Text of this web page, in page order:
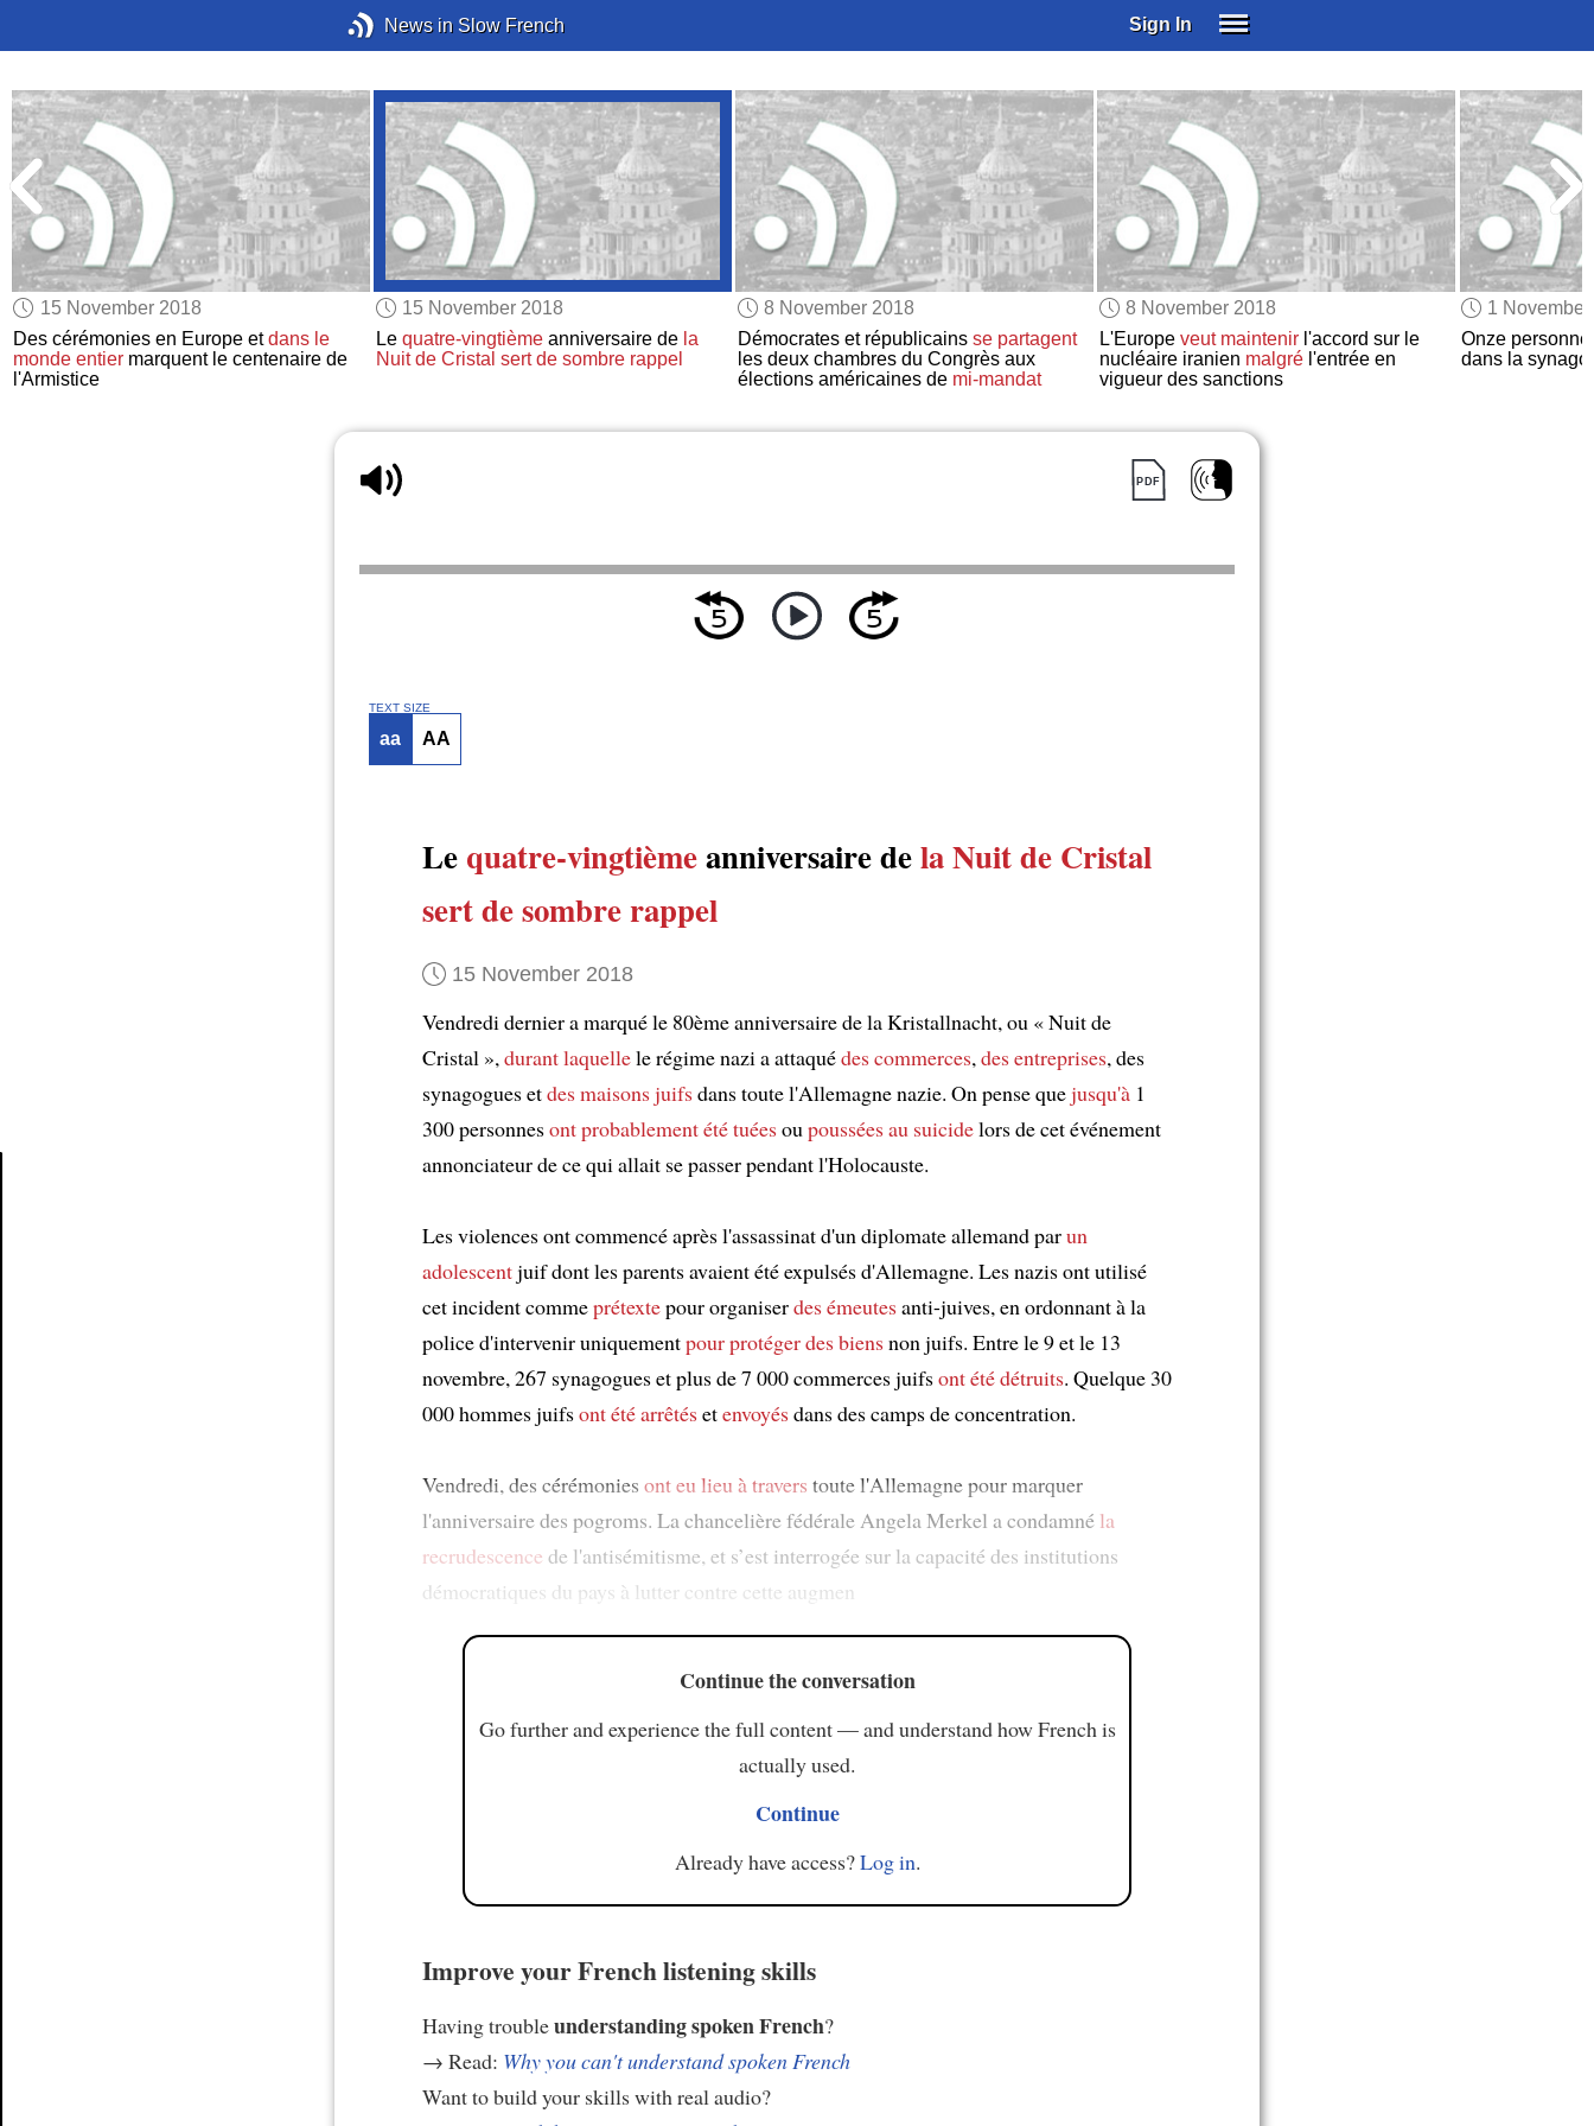
News in Slow French Sign In
SUBSCRIBE
EDUCATIONAL LICENSES
GIFT CARDS
OTHER LANGUAGES
ABOUT US
ALEXA
ADJUST COLORS
15 November 2018
Des cérémonies en Europe etdans le
monde entier marquent le centenaire de
l'Armistice
15 November 2018
Le quatre-vingtièmeanniversaire de la
Nuit de Cristal sert de sombre rappel
8 November 2018
Démocrates et républicains se partagent
les deux chambres du Congrès aux
élections américaines de mi-mandat
8 November 2018
L'Europe veut maintenirl'accord sur le
nucléaire iranien malgrél'entrée en
vigueur des sanctions
1
Onze
dans la
TEXT SIZE
aa AA
Le quatre-vingtièmeanniversaire dela Nuit de Cristal
sert desombre rappel
15 November 2018
Vendredi dernier a marqué le 80ème anniversaire de la Kristallnacht, ou « Nuit de
Cristal »,durant laquellele régime nazi a attaquédes commerces,des entreprises, des
synagogues etdes maisonsjuifsdans toute l'Allemagne nazie. On pense quejusqu'à 1
300 personnesont probablement été tuéesoupoussées au suicidelors de cet événement
annonciateur de ce qui allait se passer pendant l'Holocauste.
Les violences ont commencé après l'assassinat d'un diplomate allemand parun
adolescentjuif dont les parents avaient été expulsés d'Allemagne. Les nazis ont utilisé
cet incident commeprétextepour organiserdes émeutesanti-juives, en ordonnant à la
police d'intervenir uniquementpour protégerdes biensnon juifs. Entre le 9 et le 13
novembre, 267 synagogues et plus de 7 000 commerces juifsont été détruits. Quelque 30
000 hommes juifsont été arrêtésetenvoyésdans des camps de concentration.
Vendredi, des cérémonies ont eu lieu à travers toute l'Allemagne pour marquer
l'anniversaire des pogroms. La chancelière fédérale Angela Merkel a condamné la
recrudescence de l'antisémitisme, et s’est interrogée sur la capacité des institutions
démocratiques du pays à lutter contre cette augmen
Continue the conversation
Go further and experience the full content — and understand how French is
actually used.
Continue
Already have access?Log in.
Improve your French listening skills
Having troubleunderstanding spoken French?
→ Read: Why you can't understand spoken French
Want to build your skills with real audio?